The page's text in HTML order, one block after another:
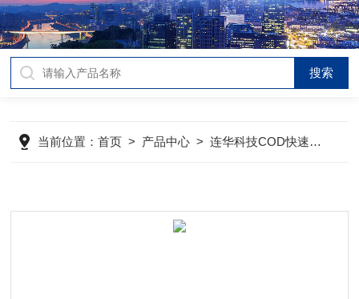
当前位置：首页 > 产品中心 >连华科技COD快速测定仪